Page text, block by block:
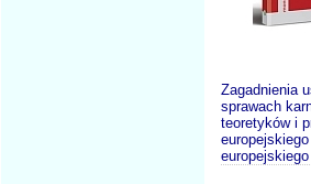
Zagadnienia
sprawach
teoretyków i